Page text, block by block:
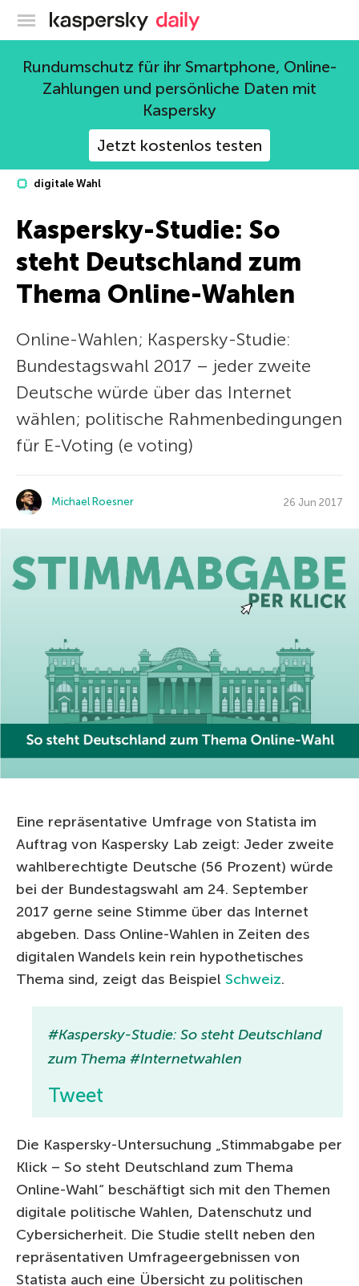
Offizieller Blog von Kaspersky
Rundumschutz für ihr Smartphone, Online-
Zahlungen und persönliche Daten mit
Kaspersky
Jetzt kostenlos testen
digitale Wahl
Kaspersky-Studie: So
steht Deutschland zum
Thema Online-Wahlen
Online-Wahlen; Kaspersky-Studie:
Bundestagswahl 2017 – jeder zweite
Deutsche würde über das Internet
wählen; politische Rahmenbedingungen
für E-Voting (e voting)
Michael Roesner 26 Jun 2017
Eine repräsentative Umfrage von Statista im
Auftrag von Kaspersky Lab zeigt: Jeder zweite
wahlberechtigte Deutsche (56 Prozent) würde
bei der Bundestagswahl am 24. September
2017 gerne seine Stimme über das Internet
abgeben. Dass Online-Wahlen in Zeiten des
digitalen Wandels kein rein hypothetisches
Thema sind, zeigt das Beispiel Schweiz.
#Kaspersky-Studie: So steht Deutschland
zum Thema #Internetwahlen
Tweet
Die Kaspersky-Untersuchung „Stimmabgabe per
Klick – So steht Deutschland zum Thema
Online-Wahl“ beschäftigt sich mit den Themen
digitale politische Wahlen, Datenschutz und
Cybersicherheit. Die Studie stellt neben den
repräsentativen Umfrageergebnissen von
Statista auch eine Übersicht zu politischen